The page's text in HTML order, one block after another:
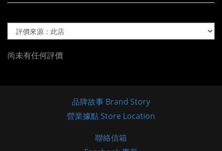
尚未有任何評價
品牌故事 Brand Story
營業據點 Store Location
聯絡信箱